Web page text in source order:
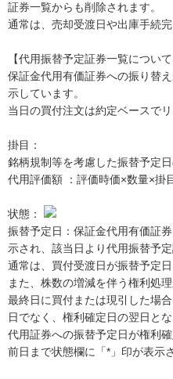
証券一覧からも削除されます。
通常は、売却受渡日や出庫手続
【代用振替予定証券一覧について
保証金代用有価証券への振り替
示しています。
当日の買付注文は約定ベースで
掛目：
銘柄規制等を考慮した振替予定
代用評価額 ：評価時価×数量×掛
状態：
振替予定日：保証金代用有価証
示され、該当日より代用振替予
通常は、買付受渡日が振替予定日
また、株数の増減を伴う権利処
最終日に買付または現引した場
日でなく、権利確定日の翌日とな
代用証券への振替予定日が権利
前日まで状態欄に「*」印が表示